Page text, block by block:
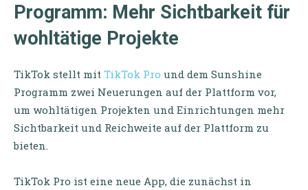
Programm: Mehr Sichtbarkeit für
wohltätige Projekte
TikTok stellt mit TikTok Pro und dem Sunshine
Programm zwei Neuerungen auf der Plattform vor,
um wohltätigen Projekten und Einrichtungen mehr
Sichtbarkeit und Reichweite auf der Plattform zu
bieten.
TikTok Pro ist eine neue App, die zunächst in